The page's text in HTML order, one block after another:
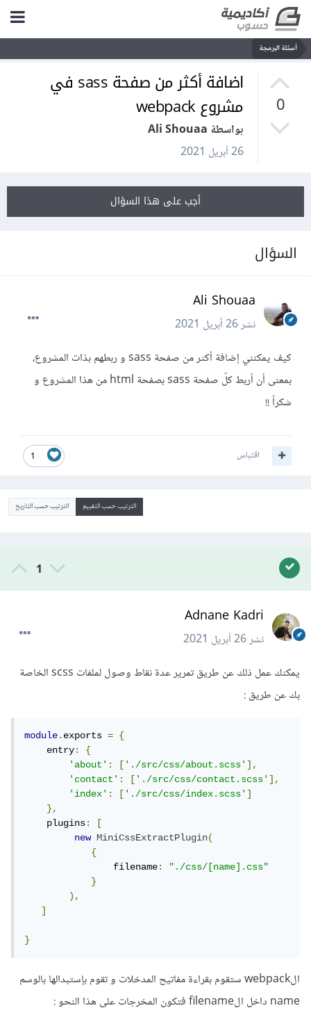
أسئلة البرمجة
0
اضافة أكثر من صفحة sass في
مشروع webpack
بواسطة Ali Shouaa
26 أبريل 2021
أجب على هذا السؤال
السؤال
Ali Shouaa
نشر26 أبريل 2021
كيف يمكنني إضافة أكثر من صفحة sass و ربطهم بذات المشروع،
بمعنى أن أربط كلّ صفحة sass بصفحة html من هذا المشروع و
شكراً !!
1 اقتباس
الترتيب حسب التقييم الترتيب حسب التاريخ
1
Adnane Kadri
نشر26 أبريل 2021
يمكنك عمل ذلك عن طريق تمرير عدة نقاط وصول لملفات scss الخاصة
بك عن طريق :
module.exports =
{
    entry
:
{
'about': ['./src/css/about.scss'],
'contact': ['./src/css/contact.scss'],
'index': ['./src/css/index.scss']
},
    plugins
:
[
new
MiniCssExtractPlugin(
{
                filename
:
"./css/[name].css"
}
),
]
}
الwebpack ستقوم بقراءة مفاتيح المدخلات و تقوم بإستبدالها بالوسم
name داخل الfilename فتكون المخرجات على هذا النحو :